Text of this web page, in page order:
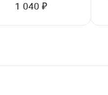
1 040 ₽